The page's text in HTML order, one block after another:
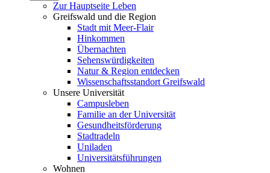
Zur Hauptseite Leben
Greifswald und die Region
Stadt mit Meer-Flair
Hinkommen
Übernachten
Sehenswürdigkeiten
Natur & Region entdecken
Wissenschaftsstandort Greifswald
Unsere Universität
Campusleben
Familie an der Universität
Gesundheitsförderung
Stadtradeln
Uniladen
Universitätsführungen
Wohnen